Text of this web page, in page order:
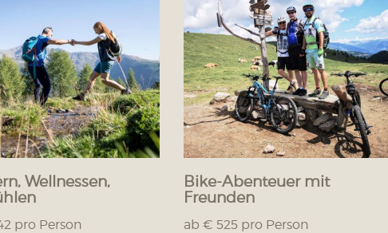
Wellnessen,
pro Person
Bike-Abenteuer mit
Freunden
ab € 525 pro Person